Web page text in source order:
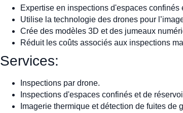
Expertise en inspections d'espaces confinés
Utilise la technologie des drones pour
Crée des modèles 3D et des jumeaux
Réduit les coûts associés aux inspections
Services:
Inspections par drone.
Inspections d'espaces confinés et de
Imagerie thermique et détection de fuites de